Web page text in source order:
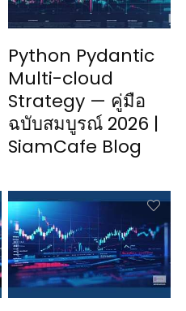
Python Pydantic
Multi-cloud
Strategy — คู่มือ
ฉบับสมบูรณ์ 2026 |
SiamCafe Blog